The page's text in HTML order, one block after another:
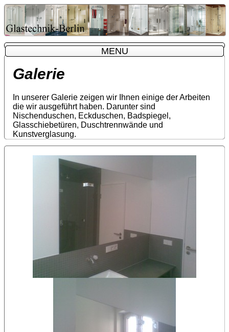
MENU
MENU
Galerie
In unserer Galerie zeigen wir Ihnen einige der Arbeiten
die wir ausgeführt haben. Darunter sind
Nischenduschen, Eckduschen, Badspiegel,
Glasschiebetüren, Duschtrennwände und
Kunstverglasung.